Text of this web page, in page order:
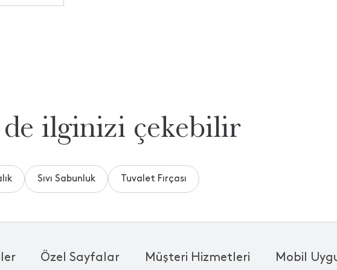
ilginizi çekebilir
Sıvı Sabunluk Tuvalet Fırçası
Özel Sayfalar Müşteri Hizmetleri Mobil